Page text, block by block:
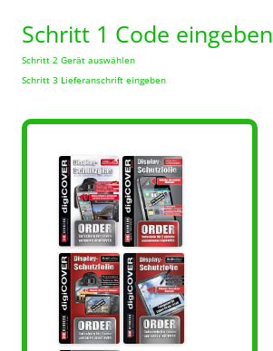
Schritt 1 Code eingeben
Schritt 2 Gerät auswählen
Schritt 3 Lieferanschrift eingeben